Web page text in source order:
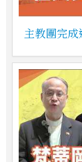
主教團完